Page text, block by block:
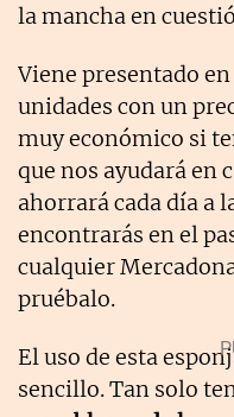
la mancha en
Viene presentado
unidades con un
muy económico si
que nos ayudará en
ahorrará cada día a
encontrarás en el
cualquier
pruébalo.
El uso de esta
sencillo. Tan solo